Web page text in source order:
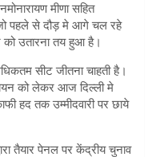
मीणा सहित
जो पहले से दौड़ मे आगे चल रहे
को उतारना तय हुआ है।
सीट जीतना चाहती है।
को लेकर आज दिल्ली मे
हद तक उम्मीदवारी पर छाये
तैयार पेनल पर केंद्रीय चुनाव